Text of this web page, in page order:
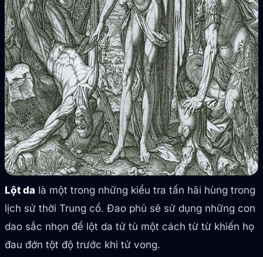
Lột da là một trong những kiểu tra tấn hãi hùng trong
lịch sử thời Trung cổ. Đao phủ sẽ sử dụng những con
dao sắc nhọn để lột da tử tù một cách từ từ khiến họ
đau đớn tột độ trước khi tử vong.